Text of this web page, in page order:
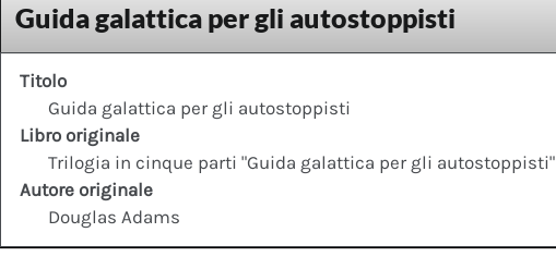
Guida galattica per gli autostoppisti
Titolo
Guida galattica per gli autostoppisti
Libro originale
Trilogia in cinque parti "Guida galattica per gli autostoppisti"
Autore originale
Douglas Adams